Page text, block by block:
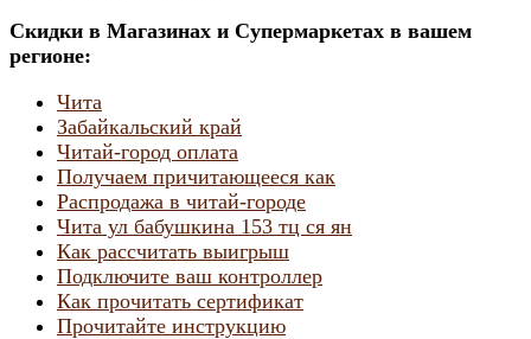
Скидки в Магазинах и Супермаркетах в вашем
регионе:
Чита
Забайкальский край
Читай-город оплата
Получаем причитающееся как
Распродажа в читай-городе
Чита ул бабушкина 153 тц ся ян
Как рассчитать выигрыш
Подключите ваш контроллер
Как прочитать сертификат
Прочитайте инструкцию